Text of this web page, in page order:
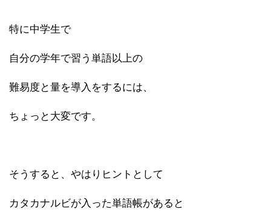
特に中学生で
自分の学年で習う単語以上の
難易度と量を導入をするには、
ちょっと大変です。
そうすると、やはりヒントとして
カタカナルビが入った単語帳があると